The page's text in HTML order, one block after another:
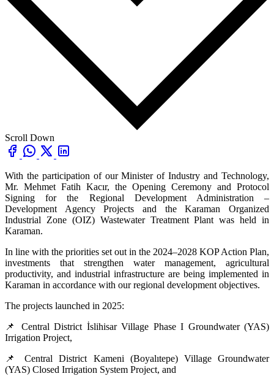
Scroll Down
With the participation of our Minister of Industry and Technology,
Mr. Mehmet Fatih Kacır, the Opening Ceremony and Protocol
Signing for the Regional Development Administration –
Development Agency Projects and the Karaman Organized
Industrial Zone (OIZ) Wastewater Treatment Plant was held in
Karaman.
In line with the priorities set out in the 2024–2028 KOP Action Plan,
investments that strengthen water management, agricultural
productivity, and industrial infrastructure are being implemented in
Karaman in accordance with our regional development objectives.
The projects launched in 2025:
📌 Central District İslihisar Village Phase I Groundwater (YAS)
Irrigation Project,
📌 Central District Kameni (Boyalıtepe) Village Groundwater
(YAS) Closed Irrigation System Project, and